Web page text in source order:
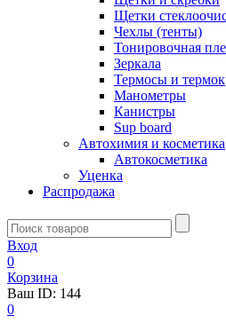
Щетки
Чехлы (тенты)
Тонировочная
Зеркалa
Термосы и
Манометры
Канистры
Sup board
Автохимия и косметика
Автокосметика
Уценка
Распродажа
Вход
0
Корзина
Ваш ID: 144
0